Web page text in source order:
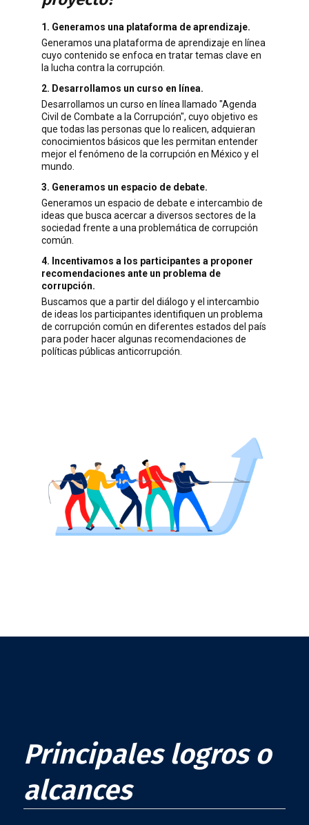
1. Generamos una plataforma de aprendizaje.
Generamos una plataforma de aprendizaje en línea
cuyo contenido se enfoca en tratar temas clave en
la lucha contra la corrupción.
2. Desarrollamos un curso en línea.
Desarrollamos un curso en línea llamado "Agenda
Civil de Combate a la Corrupción", cuyo objetivo es
que todas las personas que lo realicen, adquieran
conocimientos básicos que les permitan entender
mejor el fenómeno de la corrupción en México y el
mundo.
3. Generamos un espacio de debate.
Generamos un espacio de debate e intercambio de
ideas que busca acercar a diversos sectores de la
sociedad frente a una problemática de corrupción
común.
4. Incentivamos a los participantes a proponer
recomendaciones ante un problema de
corrupción.
Buscamos que a partir del diálogo y el intercambio
de ideas los participantes identifiquen un problema
de corrupción común en diferentes estados del país
para poder hacer algunas recomendaciones de
políticas públicas anticorrupción.
Principales logros o
alcances